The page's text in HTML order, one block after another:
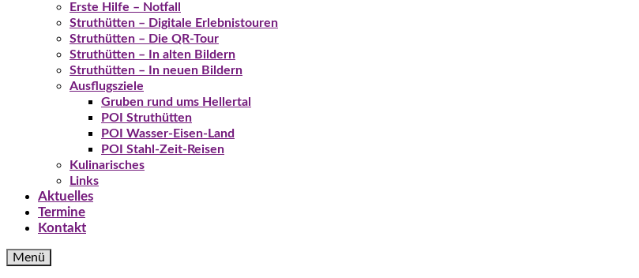
Erste Hilfe – Notfall
Struthütten – Digitale Erlebnistouren
Struthütten – Die QR-Tour
Struthütten – In alten Bildern
Struthütten – In neuen Bildern
Ausflugsziele
Gruben rund ums Hellertal
POI Struthütten
POI Wasser-Eisen-Land
POI Stahl-Zeit-Reisen
Kulinarisches
Links
Aktuelles
Termine
Kontakt
Menü